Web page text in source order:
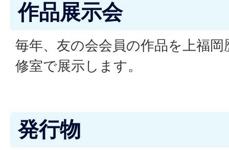
作品展示会
毎年、友の会会員の作品を上福
修室で展示します。
発行物